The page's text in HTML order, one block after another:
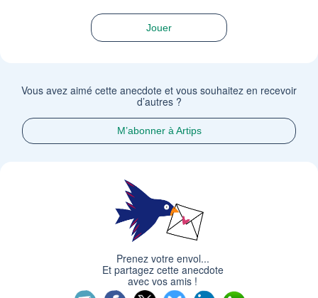
Jouer
Vous avez aimé cette anecdote et vous souhaitez en recevoir
d’autres ?
M’abonner à Artips
Prenez votre envol...
Et partagez cette anecdote
avec vos amis !